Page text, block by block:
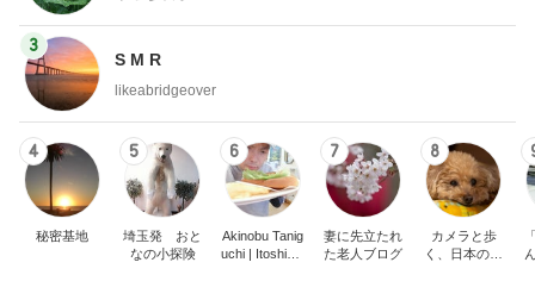
3
S M R
likeabridgeover
4
秘密基地
5
埼玉発 おと
なの小探険
6
Akinobu Tanig
uchi | Itoshima
7
妻に先立たれ
た老人ブログ
8
カメラと歩
く、日本の風